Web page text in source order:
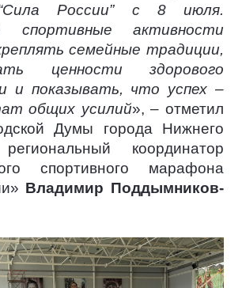
России” с 8 июля.
спортивные активности
семейные традиции,
ценности здорового
и показывать, что успех –
общих усилий», – отметил
Думы города Нижнего
координатор
спортивного марафона
Владимир Поддымников-